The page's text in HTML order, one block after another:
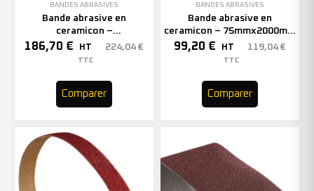
BANDES ABRASIVES
Bande abrasive en
ceramicon –
150mmx2000mm – Grain 80
– 305971 (x10)
186,70 € HT 224,04 €
TTC
Comparer
BANDES ABRASIVES
Bande abrasive en
ceramicon – 75mmx2000mm
– Grain 80 – 305968 (x10)
99,20 € HT 119,04 €
TTC
Comparer